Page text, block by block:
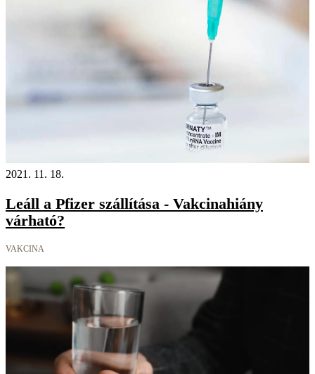
2021. 11. 18.
Leáll a Pfizer szállítása - Vakcinahiány
várható?
VAKCINA